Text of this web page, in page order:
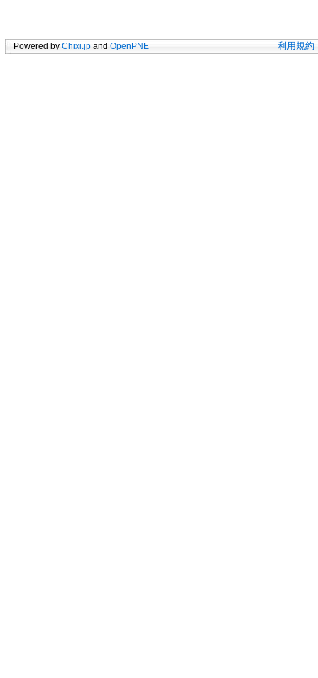
Powered by Chixi.jp and OpenPNE 利用規約